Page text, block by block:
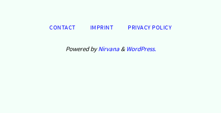
CONTACT IMPRINT PRIVACY POLICY
Powered byNirvana& WordPress.